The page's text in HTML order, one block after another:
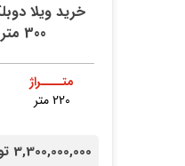
خرید ویلا
300 متری چمستان
متــــراژ
220 متر
3,300,000,000 تومان /